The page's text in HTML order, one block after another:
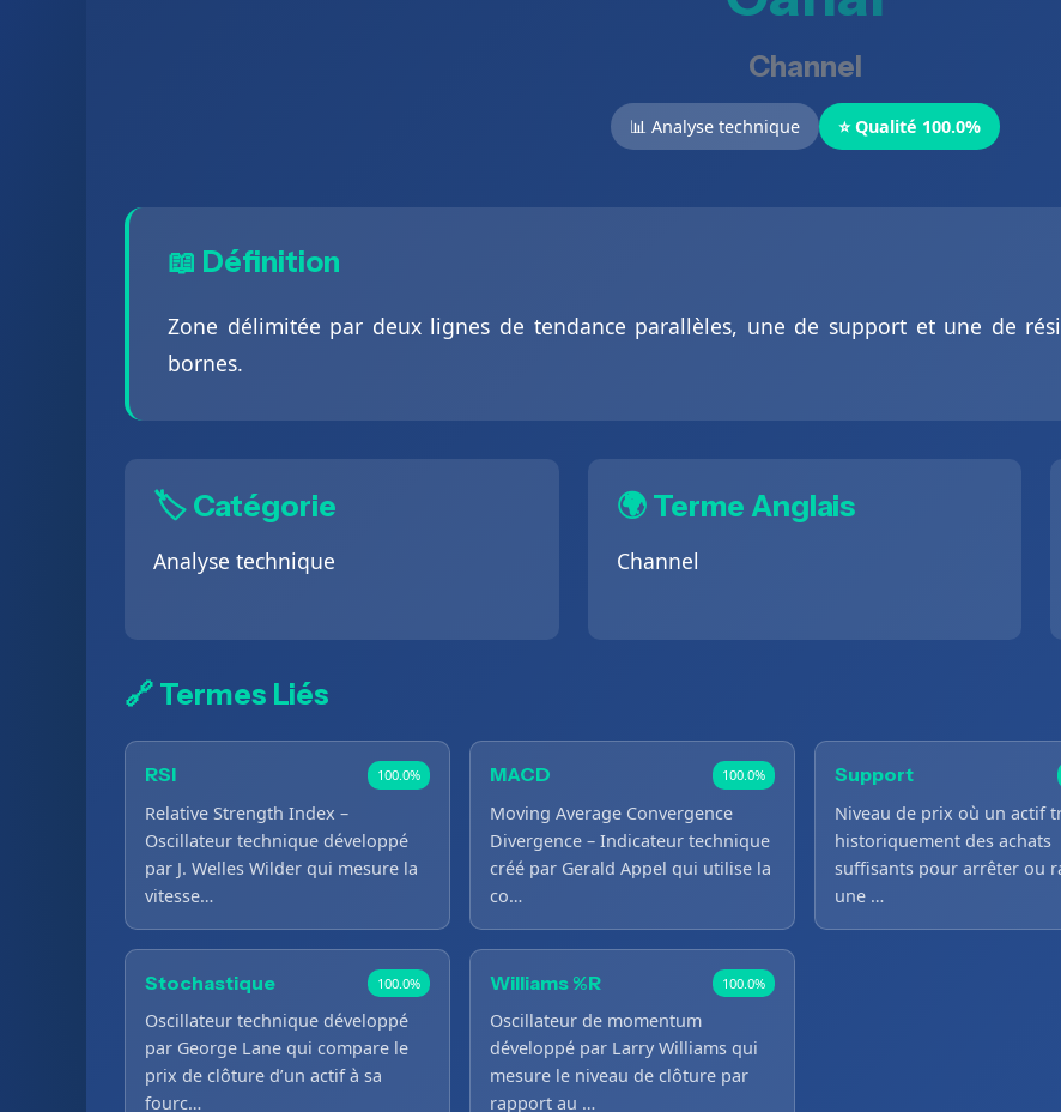
Channel
📊 Analyse technique ⭐ Qualité 100.0%
📖 Définition
Zone délimitée par deux lignes de tendance parallèles, une de support et une de
bornes.
🏷️ Catégorie
Analyse technique
🌍 Terme Anglais
Channel
🔗 Termes Liés
RSI 100.0%
Relative Strength Index –
Oscillateur technique développé
par J. Welles Wilder qui mesure la
vitesse…
MACD 100.0%
Moving Average Convergence
Divergence – Indicateur technique
créé par Gerald Appel qui utilise la
co…
Support
Niveau de prix où un actif
historiquement des achats
suffisants pour arrêter ou
une …
Stochastique 100.0%
Oscillateur technique développé
par George Lane qui compare le
prix de clôture d’un actif à sa
fourc…
Williams %R 100.0%
Oscillateur de momentum
développé par Larry Williams qui
mesure le niveau de clôture par
rapport au …